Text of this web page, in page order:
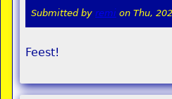
Submitted by remi on Thu,
Feest!